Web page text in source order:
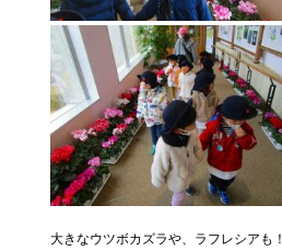
大きなウツボカズラや、ラフレシアも！